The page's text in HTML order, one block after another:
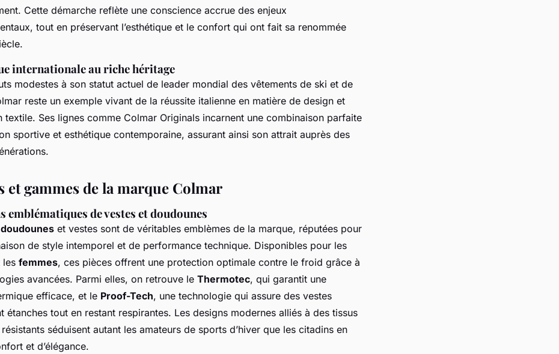
Cette démarche reflète une conscience accrue des enjeux
tout en préservant l’esthétique et le confort qui ont fait sa renommée
internationale au riche héritage
modestes à son statut actuel de leader mondial des vêtements de ski et de
reste un exemple vivant de la réussite italienne en matière de design et
textile. Ses lignes comme Colmar Originals incarnent une combinaison parfaite
sportive et esthétique contemporaine, assurant ainsi son attrait auprès des
et gammes de la marque Colmar
emblématiques de vestes et doudounes
et vestes sont de véritables emblèmes de la marque, réputées pour
de style intemporel et de performance technique. Disponibles pour les
les femmes, ces pièces offrent une protection optimale contre le froid grâce à
avancées. Parmi elles, on retrouve le Thermotec, qui garantit une
efficace, et le Proof-Tech, une technologie qui assure des vestes
étanches tout en restant respirantes. Les designs modernes alliés à des tissus
séduisent autant les amateurs de sports d’hiver que les citadins en
et d’élégance.